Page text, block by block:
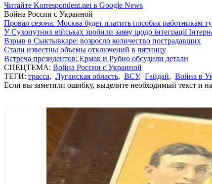
Читайте Korrespondent.net в Google News
Война России с Украиной
Провал сезона: Москва будет платить пособия работникам
У Сухопутних військах зробили заяву щодо інтеграції
Взрыв в Сыктывкаре: возросло количество пострадавших
Стали известны объемы отключений в пятницу
Встреча президентов: Ермак и Рубио обсудили детали
СПЕЦТЕМА: Война России с Украиной
ТЕГИ: трасса, Луганская область, ВСУ, Гайдай, Война в
Если вы заметили ошибку, выделите необходимый текст и